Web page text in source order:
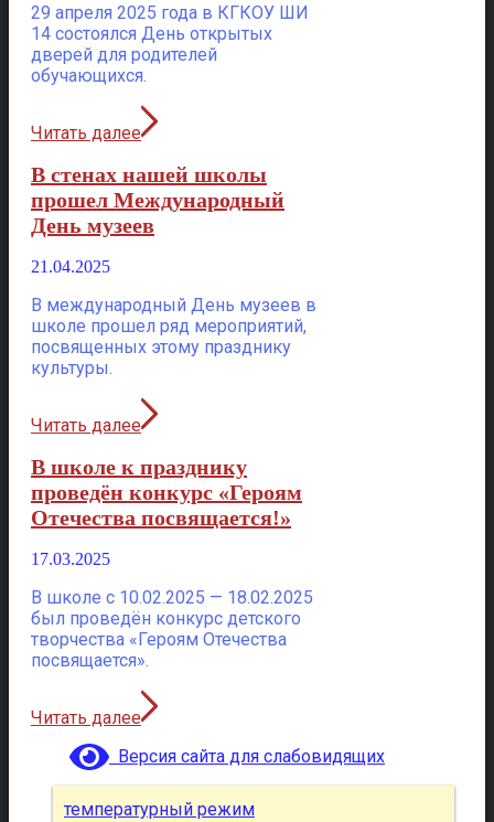
29 апреля 2025 года в КГКОУ ШИ
14 состоялся День открытых
дверей для родителей
обучающихся.
Читать далее
В стенах нашей школы
прошел Международный
День музеев
21.04.2025
В международный День музеев в
школе прошел ряд мероприятий,
посвященных этому празднику
культуры.
Читать далее
В школе к празднику
проведён конкурс «Героям
Отечества посвящается!»
17.03.2025
В школе с 10.02.2025 — 18.02.2025
был проведён конкурс детского
творчества «Героям Отечества
посвящается».
Читать далее
Версия сайта для слабовидящих
температурный режим